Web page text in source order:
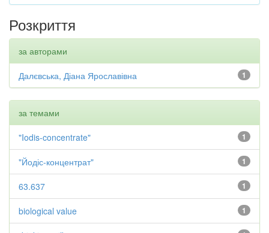
Розкриття
за авторами
1
Далєвська, Діана Ярославівна
за темами
1
"Iodis-concentrate"
1
"Йодіс-концентрат"
1
63.637
1
biological value